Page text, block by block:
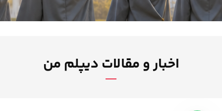
اخبار و مقالات دیپلم من